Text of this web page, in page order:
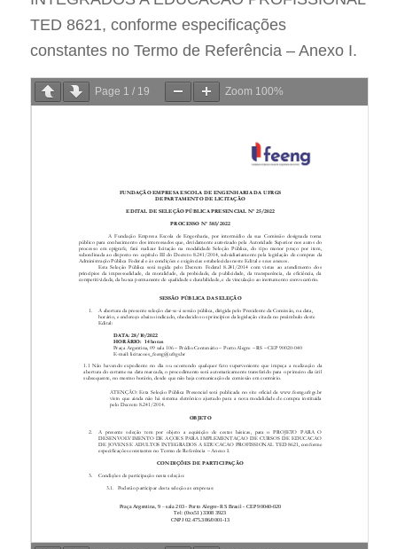
TED 8621, conforme especificações
constantes no Termo de Referência – Anexo I.
Page 1 / 19 Zoom 100%